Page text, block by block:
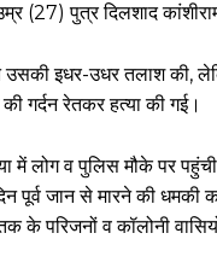
पुत्र दिलशाद
ने उसकी इधर-उधर तलाश
रेतकर हत्या की गई।
लोग व पुलिस मौके पर
जान से मारने की धमकी
परिजनों व कॉलोनी